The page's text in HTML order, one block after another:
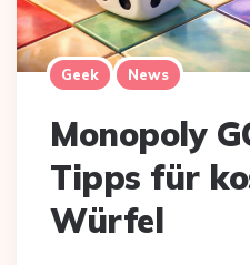
Geek News
Monopoly
Tipps für
Würfel